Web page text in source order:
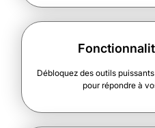
Débloquez des outils
pour répondre à